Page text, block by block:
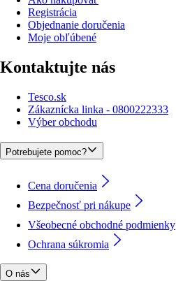
Registrácia
Objednanie doručenia
Moje obľúbené
Kontaktujte nás
Tesco.sk
Zákaznícka linka - 0800222333
Výber obchodu
Potrebujete pomoc?
Cena doručenia
Bezpečnosť pri nákupe
Všeobecné obchodné podmienky
Ochrana súkromia
O nás